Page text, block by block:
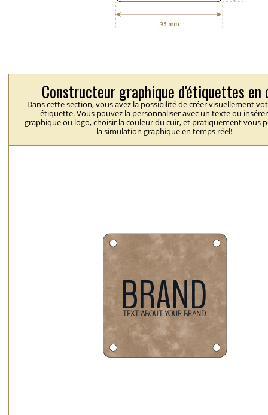
Constructeur graphique d'étiquettes en
Dans cette section, vous avez la possibilité de créer visuellement
étiquette. Vous pouvez la personnaliser avec un texte ou
graphique ou logo, choisir la couleur du cuir, et pratiquement vous
la simulation graphique en temps réel!